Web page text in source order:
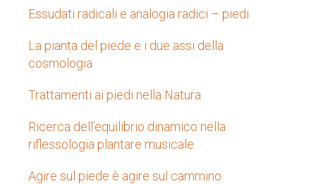
Essudati radicali e analogia radici – piedi
La pianta del piede e i due assi della
cosmologia
Trattamenti ai piedi nella Natura
Ricerca dell’equilibrio dinamico nella
riflessologia plantare musicale
Agire sul piede è agire sul cammino